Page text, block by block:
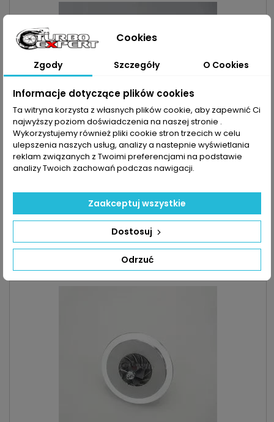
INDEKS:TX000495
TRAFIC 2.5D 135KM/99KW
Turbosprężarka po regeneracji MARKA: Nissan | Opel | Renault
MODEL: Primastar | Vivaro | Trafic KOD SILNIKA: G9U
730POJEMNOŚĆ: 2464ccm 2.5 dCi | 2.5 DTI MOC: 135KM / 99kW
ROK PRODUKCJI: Od 2003r
Cena
850,00 zł
 Dodaj do koszyka
Ostatnie sztuki w magazynie
Cookies
Zgody Szczegóły O Cookies
Informacje dotyczące plików cookies
Ta witryna korzysta z własnych plików cookie, aby zapewnić Ci
najwyższy poziom doświadczenia na naszej stronie .
Wykorzystujemy również pliki cookie stron trzecich w celu
ulepszenia naszych usług, analizy a nastepnie wyświetlania
reklam związanych z Twoimi preferencjami na podstawie
analizy Twoich zachowań podczas nawigacji.
Odrzuć
Dostosuj
Zaakceptuj wszystkie